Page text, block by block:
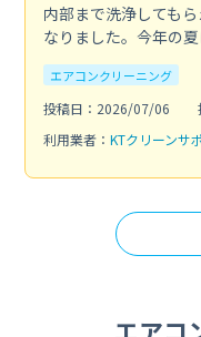
内部まで洗浄しても
なりました。今年の
エアコンクリーニング
投稿日：2026/07/06
利用業者： KTクリーンサ